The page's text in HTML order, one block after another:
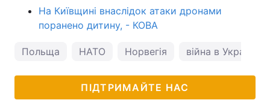
На Київщині внаслідок атаки дронами
поранено дитину, - КОВА
Польща НАТО Норвегія війна в Україні
ПІДТРИМАЙТЕ НАС